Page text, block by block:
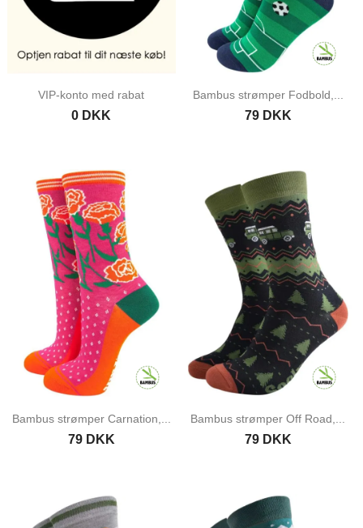
VIP-konto med rabat
0 DKK
Bambus strømper Fodbold,...
79 DKK
Bambus strømper Carnation,...
79 DKK
Bambus strømper Off Road,...
79 DKK